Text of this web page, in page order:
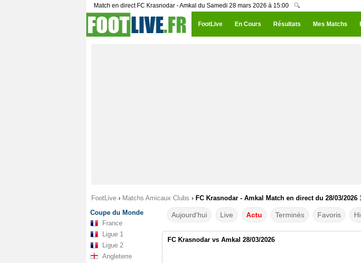
Match en direct FC Krasnodar - Amkal du Samedi 28 mars 2026 à 15:00 🔍
FootLive En Cours Résultats Mes Matchs
FootLive › Matchs Amicaux Clubs › FC Krasnodar - Amkal Match en direct du 28/03/2026
Coupe du Monde
France
Ligue 1
Ligue 2
Angleterre
Aujourd'hui Live Actu Terminés Favoris
FC Krasnodar vs Amkal 28/03/2026